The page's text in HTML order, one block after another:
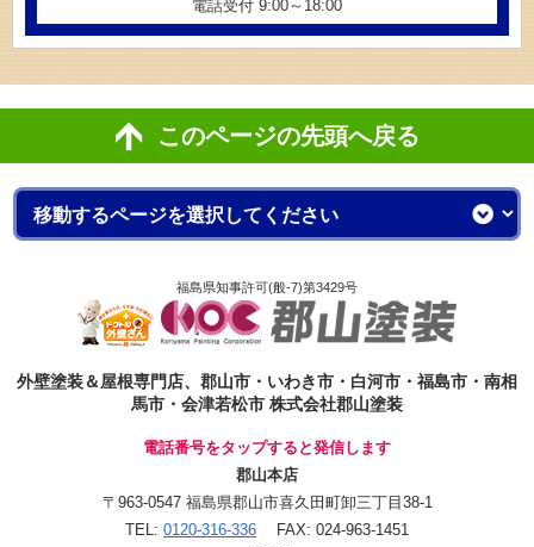
電話受付 9:00～18:00
このページの先頭へ戻る
福島県知事許可(般-7)第3429号
外壁塗装＆屋根専門店、郡山市・いわき市・白河市・福島市・南相
馬市・会津若松市 株式会社郡山塗装
電話番号をタップすると発信します
郡山本店
〒963-0547 福島県郡山市喜久田町卸三丁目38-1
TEL: 0120-316-336 FAX: 024-963-1451